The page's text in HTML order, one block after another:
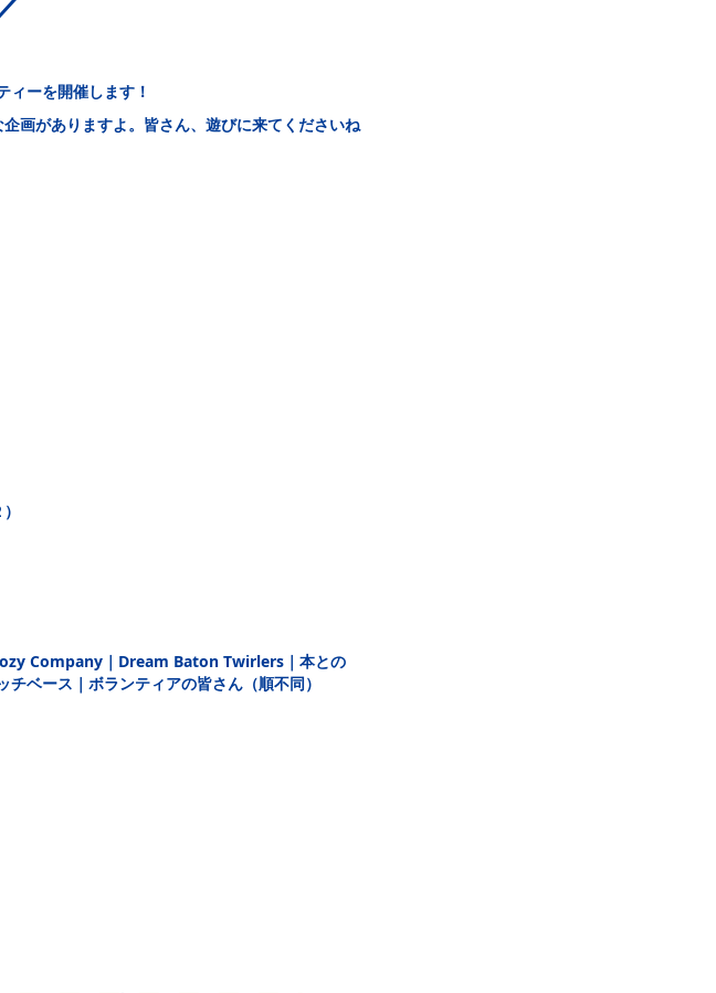
ーを開催します！
画がありますよ。皆さん、遊びに来てくださいね
Company｜Dream Baton Twirlers｜本との
ベース｜ボランティアの皆さん（順不同）